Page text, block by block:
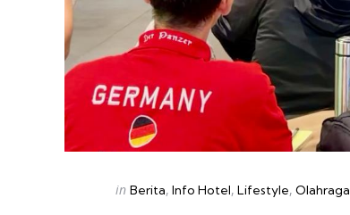
Categories
Posted
in Berita Info Hotel Lifestyle Olahraga